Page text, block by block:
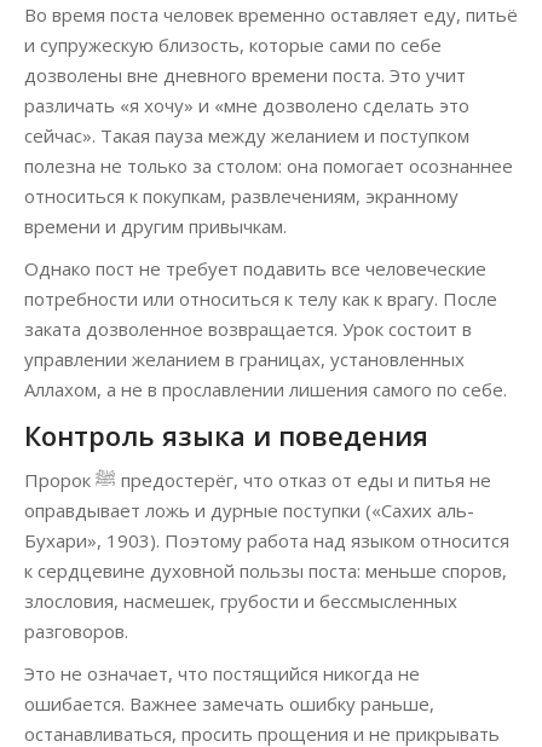
Во время поста человек временно оставляет еду, питьё
и супружескую близость, которые сами по себе
дозволены вне дневного времени поста. Это учит
различать «я хочу» и «мне дозволено сделать это
сейчас». Такая пауза между желанием и поступком
полезна не только за столом: она помогает осознаннее
относиться к покупкам, развлечениям, экранному
времени и другим привычкам.
Однако пост не требует подавить все человеческие
потребности или относиться к телу как к врагу. После
заката дозволенное возвращается. Урок состоит в
управлении желанием в границах, установленных
Аллахом, а не в прославлении лишения самого по себе.
Контроль языка и поведения
Пророк ﷺ предостерёг, что отказ от еды и питья не
оправдывает ложь и дурные поступки («Сахих аль-
Бухари», 1903). Поэтому работа над языком относится
к сердцевине духовной пользы поста: меньше споров,
злословия, насмешек, грубости и бессмысленных
разговоров.
Это не означает, что постящийся никогда не
ошибается. Важнее замечать ошибку раньше,
останавливаться, просить прощения и не прикрывать